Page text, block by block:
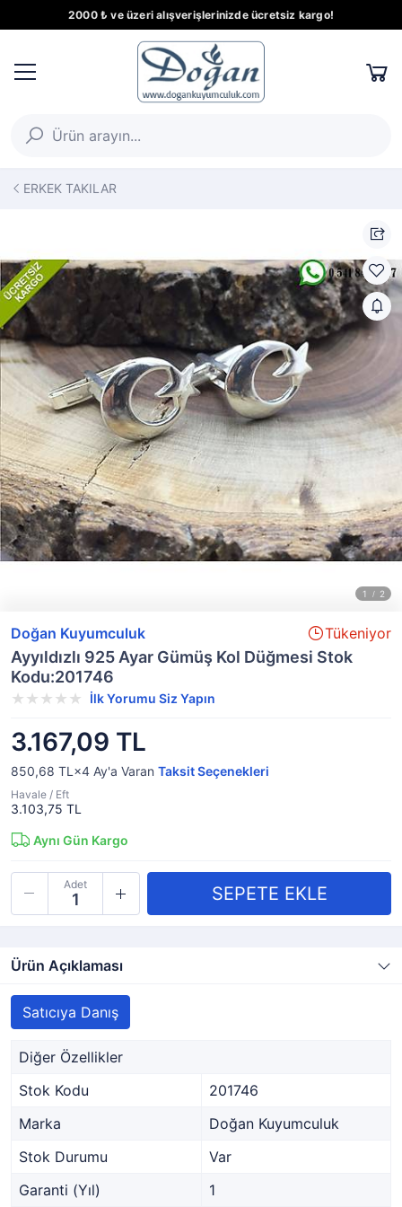
2000 ₺ ve üzeri alışverişlerinizde ücretsiz kargo!
ERKEK TAKILAR
Doğan Kuyumculuk Tükeniyor
Ayyıldızlı 925 Ayar Gümüş Kol Düğmesi Stok
Kodu:201746
İlk Yorumu Siz Yapın
3.167,09 TL
850,68 TL×4 Ay'a Varan Taksit Seçenekleri
Havale / Eft
3.103,75 TL
Aynı Gün Kargo
Adet
Ürün Açıklaması
Satıcıya Danış
Diğer Özellikler
Stok Kodu
201746
Marka
Doğan Kuyumculuk
Stok Durumu
Var
Garanti (Yıl)
1